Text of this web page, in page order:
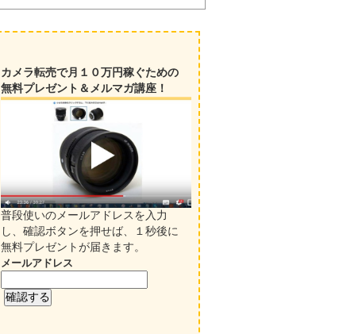
カメラ転売で月１０万円稼ぐための
無料プレゼント＆メルマガ講座！
普段使いのメールアドレスを入力
し、確認ボタンを押せば、１秒後に
無料プレゼントが届きます。
メールアドレス